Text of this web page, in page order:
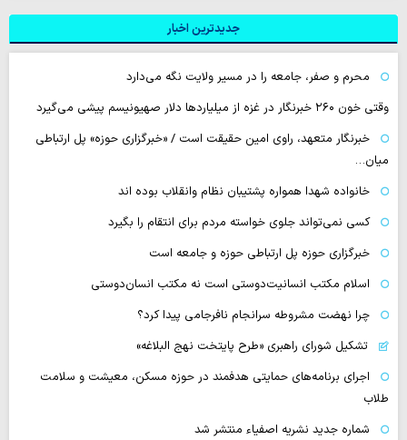
جدیدترین اخبار
محرم و صفر، جامعه را در مسیر ولایت نگه می‌دارد
وقتی خون ۲۶۰ خبرنگار در غزه از میلیاردها دلار صهیونیسم پیشی می‌گیرد
خبرنگار متعهد، راوی امین حقیقت است / «خبرگزاری حوزه» پل ارتباطی
میان…
خانواده شهدا همواره پشتیبان نظام وانقلاب بوده اند
کسی نمی‌تواند جلوی خواسته مردم برای انتقام را بگیرد
خبرگزاری حوزه پل ارتباطی حوزه و جامعه است
اسلام مکتب انسانیت‌دوستی است نه مکتب انسان‌دوستی
چرا نهضت مشروطه سرانجام نافرجامی پیدا کرد؟
تشکیل شورای راهبری «طرح پایتخت نهج البلاغه»
اجرای برنامه‌های حمایتی هدفمند در حوزه مسکن، معیشت و سلامت
طلاب
شماره جدید نشریه اصفیاء منتشر شد